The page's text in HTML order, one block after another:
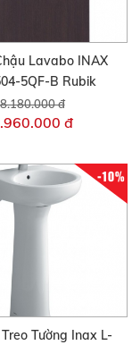
Lavabo INAX
5QF-B Rubik
8.180.000 đ
đ
-10%
Tường Inax L-